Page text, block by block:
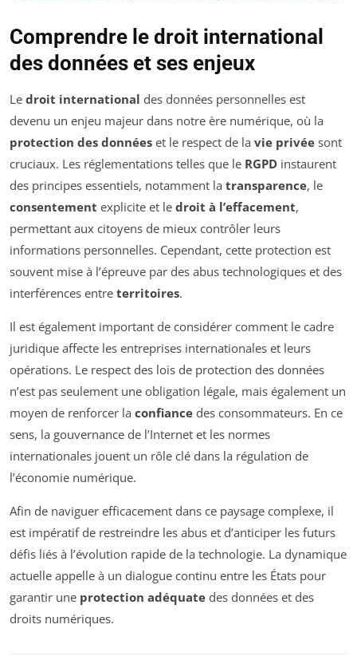
Comprendre le droit international
des données et ses enjeux
Le droit international des données personnelles est
devenu un enjeu majeur dans notre ère numérique, où la
protection des données et le respect de la vie privée sont
cruciaux. Les réglementations telles que le RGPD instaurent
des principes essentiels, notamment la transparence, le
consentement explicite et le droit à l’effacement,
permettant aux citoyens de mieux contrôler leurs
informations personnelles. Cependant, cette protection est
souvent mise à l’épreuve par des abus technologiques et des
interférences entre territoires.
Il est également important de considérer comment le cadre
juridique affecte les entreprises internationales et leurs
opérations. Le respect des lois de protection des données
n’est pas seulement une obligation légale, mais également un
moyen de renforcer la confiance des consommateurs. En ce
sens, la gouvernance de l’Internet et les normes
internationales jouent un rôle clé dans la régulation de
l’économie numérique.
Afin de naviguer efficacement dans ce paysage complexe, il
est impératif de restreindre les abus et d’anticiper les futurs
défis liés à l’évolution rapide de la technologie. La dynamique
actuelle appelle à un dialogue continu entre les États pour
garantir une protection adéquate des données et des
droits numériques.